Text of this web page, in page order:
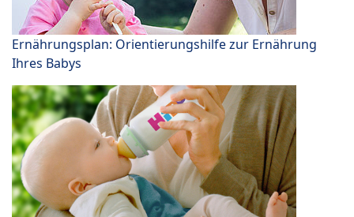
Ernährungsplan: Orientierungshilfe zur Ernährung
Ihres Babys